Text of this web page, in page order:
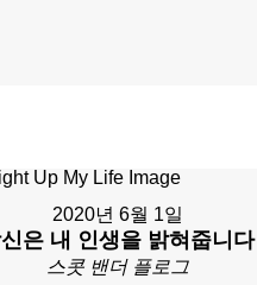
2020년 6월 1일
은 내 인생을 밝혀줍니다
스콧 밴더 플로그